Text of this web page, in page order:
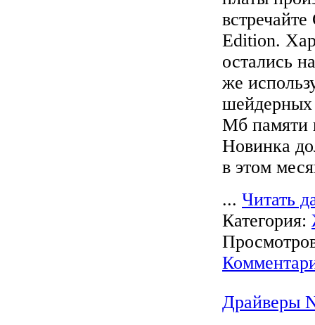
Edition.
остались
же
шейдерных
Мб памяти
Новинка
в этом
... Читать
Категория:
Драйверы